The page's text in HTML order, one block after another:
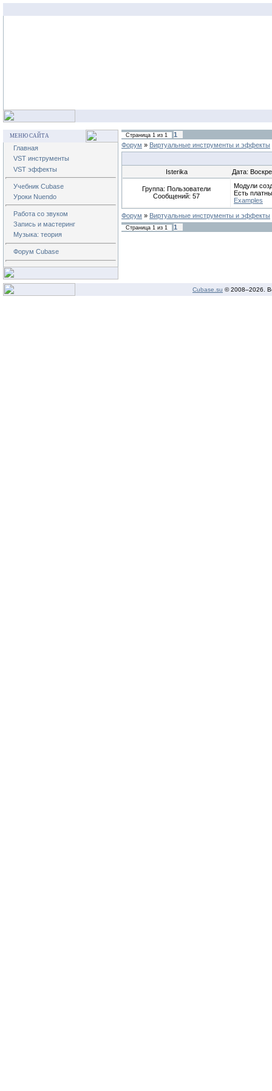
МЕНЮ САЙТА
Главная
VST инструменты
VST эффекты
Учебник Cubase
Уроки Nuendo
Работа со звуком
Запись и мастеринг
Музыка: теория
Форум Cubase
Страница 1 из 1
1
Форум » Виртуальные инструменты и эффекты
Isterika Дата:
Группа: Пользователи
Сообщений: 57
Модули
Есть
Examples
Форум » Виртуальные инструменты и эффекты
Страница 1 из 1 1
Cubase.su © 2008–2026.